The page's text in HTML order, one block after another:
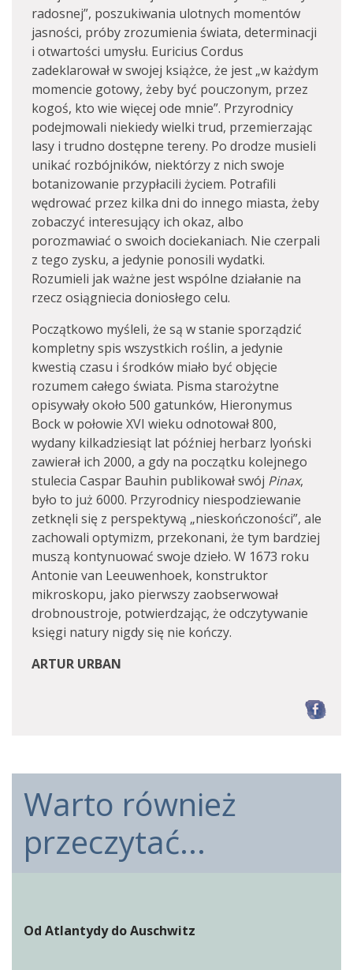
radosnej”, poszukiwania ulotnych momentów
jasności, próby zrozumienia świata, determinacji
i otwartości umysłu. Euricius Cordus
zadeklarował w swojej książce, że jest „w każdym
momencie gotowy, żeby być pouczonym, przez
kogoś, kto wie więcej ode mnie”. Przyrodnicy
podejmowali niekiedy wielki trud, przemierzając
lasy i trudno dostępne tereny. Po drodze musieli
unikać rozbójników, niektórzy z nich swoje
botanizowanie przypłacili życiem. Potrafili
wędrować przez kilka dni do innego miasta, żeby
zobaczyć interesujący ich okaz, albo
porozmawiać o swoich dociekaniach. Nie czerpali
z tego zysku, a jedynie ponosili wydatki.
Rozumieli jak ważne jest wspólne działanie na
rzecz osiągniecia doniosłego celu.
Początkowo myśleli, że są w stanie sporządzić
kompletny spis wszystkich roślin, a jedynie
kwestią czasu i środków miało być objęcie
rozumem całego świata. Pisma starożytne
opisywały około 500 gatunków, Hieronymus
Bock w połowie XVI wieku odnotował 800,
wydany kilkadziesiąt lat później herbarz lyoński
zawierał ich 2000, a gdy na początku kolejnego
stulecia Caspar Bauhin publikował swój Pinax,
było to już 6000. Przyrodnicy niespodziewanie
zetknęli się z perspektywą „nieskończoności”, ale
zachowali optymizm, przekonani, że tym bardziej
muszą kontynuować swoje dzieło. W 1673 roku
Antonie van Leeuwenhoek, konstruktor
mikroskopu, jako pierwszy zaobserwował
drobnoustroje, potwierdzając, że odczytywanie
księgi natury nigdy się nie kończy.
ARTUR URBAN
Warto również
przeczytać...
Od Atlantydy do Auschwitz